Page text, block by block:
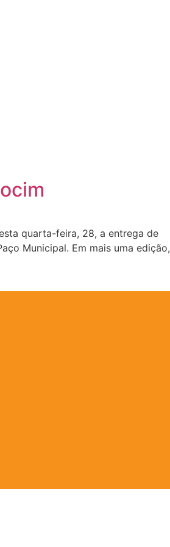
quarta-feira, 28, a entrega de
Municipal. Em mais uma edição,